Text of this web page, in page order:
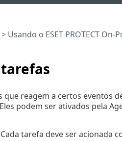
> Usando o ESET PROTECT On-
reagem a certos eventos
podem ser ativados pela
tarefa deve ser acionada